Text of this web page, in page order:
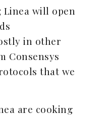
will open
in other
Consensys
that we
are cooking